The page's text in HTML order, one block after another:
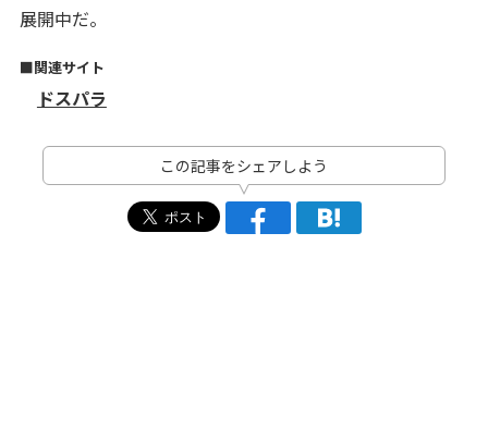
展開中だ。
■関連サイト
ドスパラ
この記事をシェアしよう